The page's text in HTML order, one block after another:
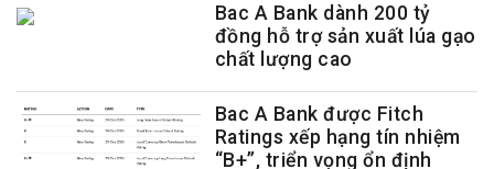
Bac A Bank dành 200 tỷ
đồng hỗ trợ sản xuất lúa gạo
chất lượng cao
Bac A Bank được Fitch
Ratings xếp hạng tín nhiệm
“B+”, triển vọng ổn định